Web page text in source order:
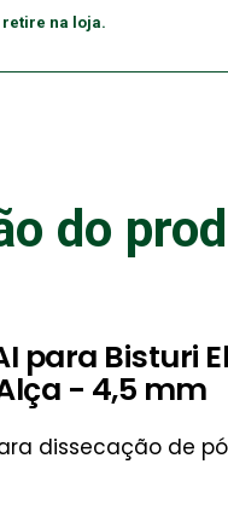
retire na loja.
do
para Bisturi
- 4,5 mm
dissecação de